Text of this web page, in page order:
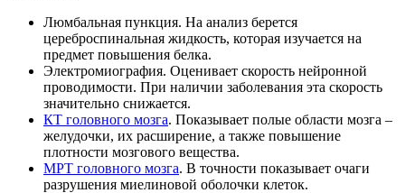
Люмбальная пункция. На анализ берется
цереброспинальная жидкость, которая изучается на
предмет повышения белка.
Электромиография. Оценивает скорость нейронной
проводимости. При наличии заболевания эта скорость
значительно снижается.
КТ головного мозга. Показывает полые области мозга –
желудочки, их расширение, а также повышение
плотности мозгового вещества.
МРТ головного мозга. В точности показывает очаги
разрушения миелиновой оболочки клеток.